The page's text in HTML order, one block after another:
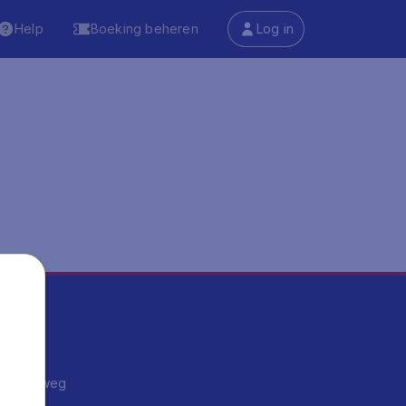
Help Boeking beheren Log in
weg